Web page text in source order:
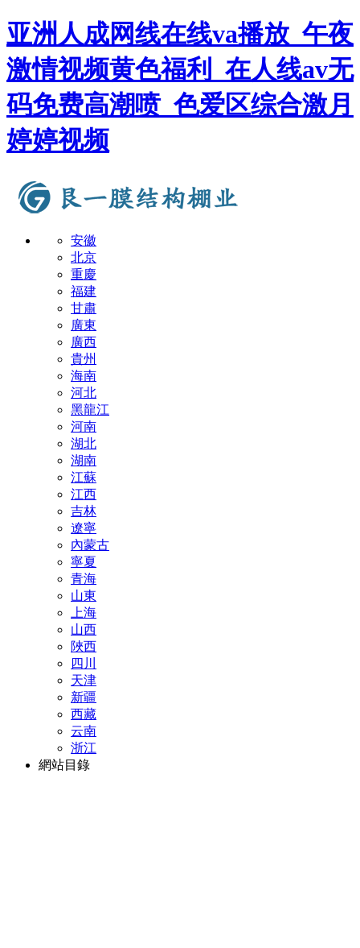
亚洲人成网线在线va播放_午夜
激情视频黄色福利_在人线av无
码免费高潮喷_色爱区综合激月
婷婷视频
安徽
北京
重慶
福建
甘肅
廣東
廣西
貴州
海南
河北
黑龍江
河南
湖北
湖南
江蘇
江西
吉林
遼寧
內蒙古
寧夏
青海
山東
上海
山西
陜西
四川
天津
新疆
西藏
云南
浙江
網站目錄